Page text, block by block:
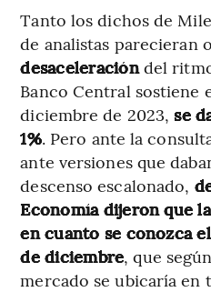
Tanto los dichos de
de analistas parecieran
desaceleracióndel
Banco Central sostiene
diciembre de 2023,se
1%. Pero ante la
ante versiones que
descenso escalonado,
Economía dijeron que
en cuanto se conozca
de diciembre, que
mercado se ubicaría en